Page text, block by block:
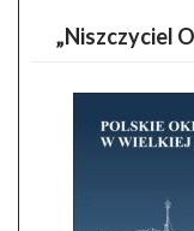
„Niszczyciel